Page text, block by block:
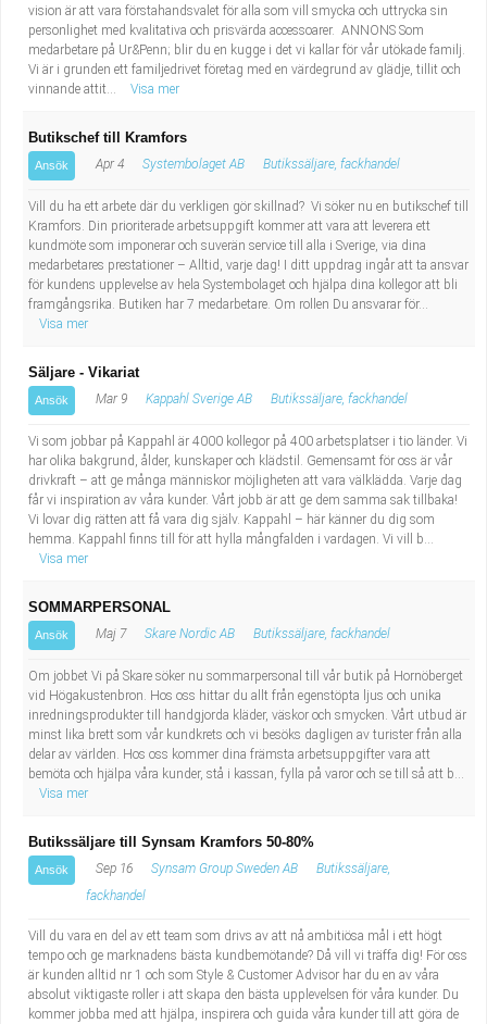
vision är att vara förstahandsvalet för alla som vill smycka och uttrycka sin
personlighet med kvalitativa och prisvärda accessoarer. ANNONS Som
medarbetare på Ur&Penn; blir du en kugge i det vi kallar för vår utökade familj.
Vi är i grunden ett familjedrivet företag med en värdegrund av glädje, tillit och
vinnande attit...
Visa mer
Butikschef till Kramfors
Ansök Apr 4 Systembolaget AB Butikssäljare, fackhandel
Vill du ha ett arbete där du verkligen gör skillnad? Vi söker nu en butikschef till
Kramfors. Din prioriterade arbetsuppgift kommer att vara att leverera ett
kundmöte som imponerar och suverän service till alla i Sverige, via dina
medarbetares prestationer – Alltid, varje dag! I ditt uppdrag ingår att ta ansvar
för kundens upplevelse av hela Systembolaget och hjälpa dina kollegor att bli
framgångsrika. Butiken har 7 medarbetare. Om rollen Du ansvarar för...
Visa mer
Säljare - Vikariat
Ansök Mar 9 Kappahl Sverige AB Butikssäljare, fackhandel
Vi som jobbar på Kappahl är 4000 kollegor på 400 arbetsplatser i tio länder. Vi
har olika bakgrund, ålder, kunskaper och klädstil. Gemensamt för oss är vår
drivkraft – att ge många människor möjligheten att vara välklädda. Varje dag
får vi inspiration av våra kunder. Vårt jobb är att ge dem samma sak tillbaka!
Vi lovar dig rätten att få vara dig själv. Kappahl – här känner du dig som
hemma. Kappahl finns till för att hylla mångfalden i vardagen. Vi vill b...
Visa mer
SOMMARPERSONAL
Ansök Maj 7 Skare Nordic AB Butikssäljare, fackhandel
Om jobbet Vi på Skare söker nu sommarpersonal till vår butik på Hornöberget
vid Högakustenbron. Hos oss hittar du allt från egenstöpta ljus och unika
inredningsprodukter till handgjorda kläder, väskor och smycken. Vårt utbud är
minst lika brett som vår kundkrets och vi besöks dagligen av turister från alla
delar av världen. Hos oss kommer dina främsta arbetsuppgifter vara att
bemöta och hjälpa våra kunder, stå i kassan, fylla på varor och se till så att b...
Visa mer
Butikssäljare till Synsam Kramfors 50-80%
Ansök Sep 16 Synsam Group Sweden AB
Butikssäljare,
fackhandel
Vill du vara en del av ett team som drivs av att nå ambitiösa mål i ett högt
tempo och ge marknadens bästa kundbemötande? Då vill vi träffa dig! För oss
är kunden alltid nr 1 och som Style & Customer Advisor har du en av våra
absolut viktigaste roller i att skapa den bästa upplevelsen för våra kunder. Du
kommer jobba med att hjälpa, inspirera och guida våra kunder till att göra de